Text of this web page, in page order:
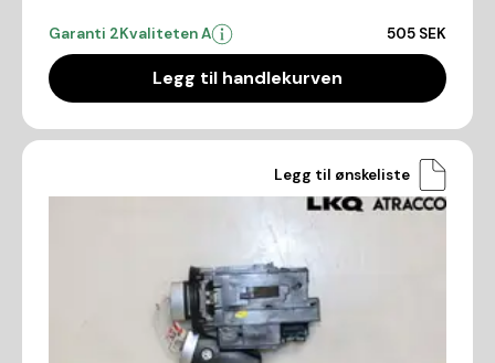
Garanti 2Kvaliteten A 505 SEK
Legg til handlekurven
Legg til ønskeliste